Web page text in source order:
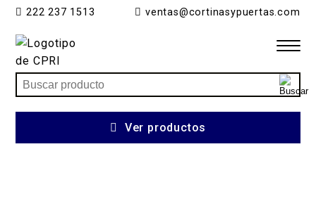
222 237 1513 ventas@cortinasypuertas.com
Productos
Ver productos